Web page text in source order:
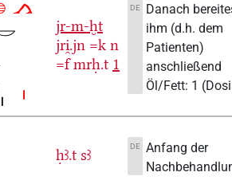
jr-m-ḫt
jri̯.jn =k n
=f mrḥ.t 1
DE
Danach
ihm (d.h. dem
Patienten)
anschließend
Öl/Fett: 1
ḥꜣ.t sꜣ DE Anfang der